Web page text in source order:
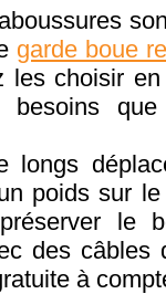
garde boue
les choisir
besoins
longs
poids sur
le
des câbles
à